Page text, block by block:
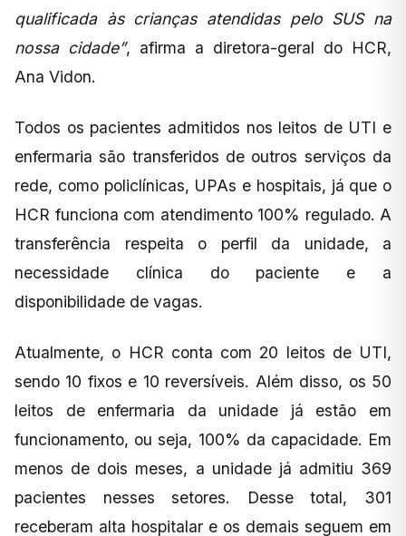
qualificada às crianças atendidas pelo SUS na
nossa cidade”, afirma a diretora-geral do HCR,
Ana Vidon.
Todos os pacientes admitidos nos leitos de UTI e
enfermaria são transferidos de outros serviços da
rede, como policlínicas, UPAs e hospitais, já que o
HCR funciona com atendimento 100% regulado. A
transferência respeita o perfil da unidade, a
necessidade clínica do paciente e a
disponibilidade de vagas.
Atualmente, o HCR conta com 20 leitos de UTI,
sendo 10 fixos e 10 reversíveis. Além disso, os 50
leitos de enfermaria da unidade já estão em
funcionamento, ou seja, 100% da capacidade. Em
menos de dois meses, a unidade já admitiu 369
pacientes nesses setores. Desse total, 301
receberam alta hospitalar e os demais seguem em